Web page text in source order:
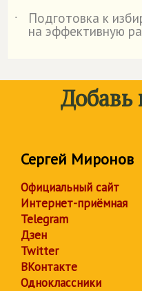
˙
Подготовка к
на эффективную
Добавь
Сергей Миронов
Официальный сайт
Интернет-приёмная
Telegram
Дзен
Twitter
ВКонтакте
Одноклассники